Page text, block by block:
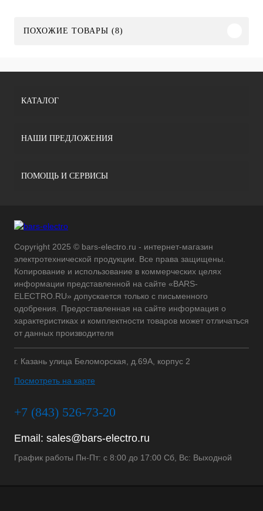
ПОХОЖИЕ ТОВАРЫ (8)
КАТАЛОГ
НАШИ ПРЕДЛОЖЕНИЯ
ПОМОЩЬ И СЕРВИСЫ
Copyright 2025 © bars-electro.ru - интернет-магазин
электротехнической продукции. Все права защищены.
Копирование и использование в коммерческих целях
информации представленной на сайте «BARS-
ELECTRO.RU» допускается только с письменного
одобрения. Предоставленная на сайте информация о
характеристиках и комплектности товаров может отличаться
от данных производителя
г. Казань улица Беломорская, д.69А, корпус 2
Посмотреть на карте
+7 (843) 526-73-20
Email: sales@bars-electro.ru
График работы Пн-Пт: с 8:00 до 17:00 Сб, Вс: Выходной